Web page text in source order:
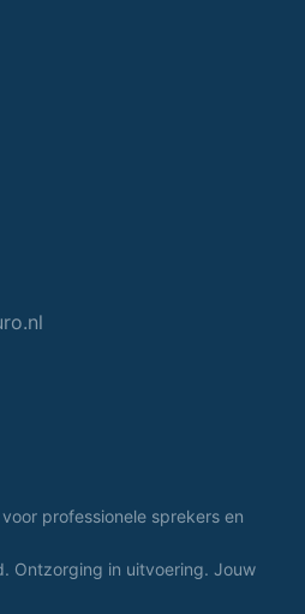
professionele sprekers en
Ontzorging in uitvoering. Jouw